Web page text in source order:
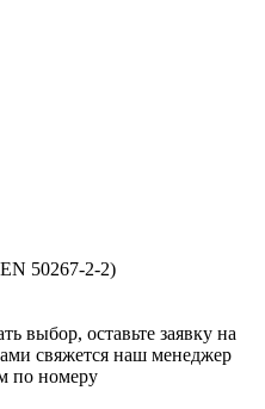
50267-2-2)
выбор, оставьте заявку на
свяжется наш менеджер
по номеру